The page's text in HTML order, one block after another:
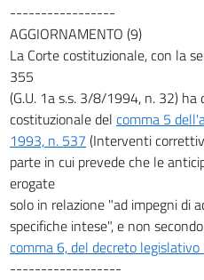
-----------------
AGGIORNAMENTO (9)
La Corte costituzionale, con la
355
(G.U. 1a s.s. 3/8/1994, n. 32)
costituzionale del comma 5
1993, n. 537 (Interventi
parte in cui prevede che le
erogate
solo in relazione "ad impegni di
specifiche intese", e non
comma 6, del decreto
------------------